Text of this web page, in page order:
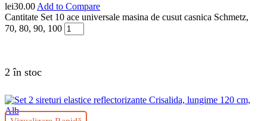
lei30.00 Add to Compare
Cantitate Set 10 ace universale masina de cusut casnica Schmetz,
70, 80, 90, 100
2 în stoc